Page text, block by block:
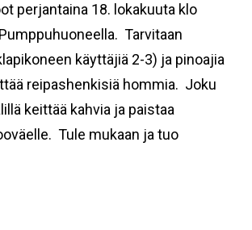
perjantaina 18. lokakuuta klo
Tarvitaan
käyttäjiä 2-3) ja pinoajia
reipashenkisiä hommia. Joku
keittää kahvia ja paistaa
Tule mukaan ja tuo